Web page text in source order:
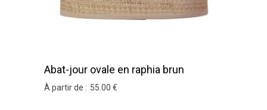
Abat-jour ovale en raphia brun
À partir de : 55 .00 €